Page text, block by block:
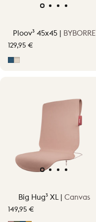
Ploov³ 45x45 | BYBORRE
129,95 €
Big Hug³ XL | Canvas
149,95 €